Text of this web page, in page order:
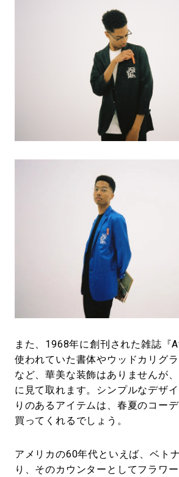
また、1968年に創刊された雑誌『
使われていた書体やウッドカリグ
など、華美な装飾はありませんが
に見て取れます。シンプルなデザ
りのあるアイテムは、春夏のコー
買ってくれるでしょう。
アメリカの60年代といえば、ベト
り、そのカウンターとしてフラワ